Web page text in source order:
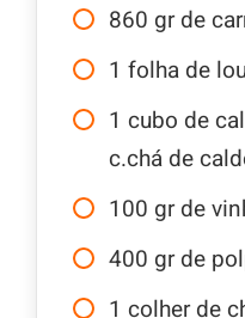
860 gr de
1 folha de
1 cubo de
c.chá de
100 gr de
400 gr de
1 colher de